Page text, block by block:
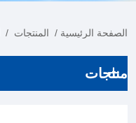
الصفحة الرئيسية / المنتجات /
منتجات